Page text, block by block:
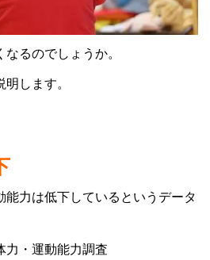
るのでしょうか。
します。
能力は低下しているというデータ
力・運動能力調査